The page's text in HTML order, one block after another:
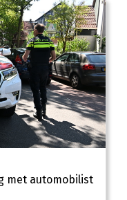
met automobilist